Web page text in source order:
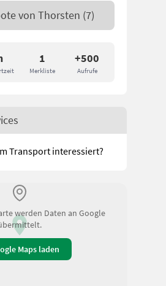
1
Merkliste
+500
Aufrufe
von Thorsten (7)
Transport interessiert?
werden Daten an Google
Maps laden